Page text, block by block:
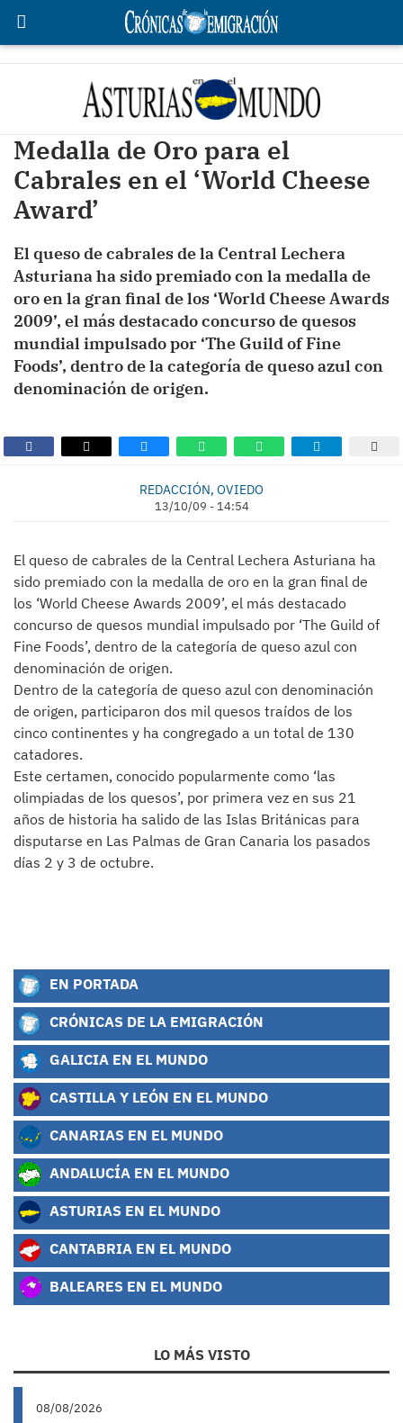
Medalla de Oro para el
Cabrales en el ‘World Cheese
Award’
El queso de cabrales de la Central Lechera
Asturiana ha sido premiado con la medalla de
oro en la gran final de los ‘World Cheese Awards
2009’, el más destacado concurso de quesos
mundial impulsado por ‘The Guild of Fine
Foods’, dentro de la categoría de queso azul con
denominación de origen.
REDACCIÓN, OVIEDO
13/10/09 - 14:54
El queso de cabrales de la Central Lechera Asturiana ha
sido premiado con la medalla de oro en la gran final de
los ‘World Cheese Awards 2009’, el más destacado
concurso de quesos mundial impulsado por ‘The Guild of
Fine Foods’, dentro de la categoría de queso azul con
denominación de origen.
Dentro de la categoría de queso azul con denominación
de origen, participaron dos mil quesos traídos de los
cinco continentes y ha congregado a un total de 130
catadores.
Este certamen, conocido popularmente como ‘las
olimpiadas de los quesos’, por primera vez en sus 21
años de historia ha salido de las Islas Británicas para
disputarse en Las Palmas de Gran Canaria los pasados
días 2 y 3 de octubre.
EN PORTADA
CRÓNICAS DE LA EMIGRACIÓN
GALICIA EN EL MUNDO
CASTILLA Y LEÓN EN EL MUNDO
CANARIAS EN EL MUNDO
ANDALUCÍA EN EL MUNDO
ASTURIAS EN EL MUNDO
CANTABRIA EN EL MUNDO
BALEARES EN EL MUNDO
LO MÁS VISTO
08/08/2026